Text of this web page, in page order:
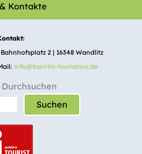
Kontakte
2 | 16348 Wandlitz
info@barnim-tourismus.de
Suchen